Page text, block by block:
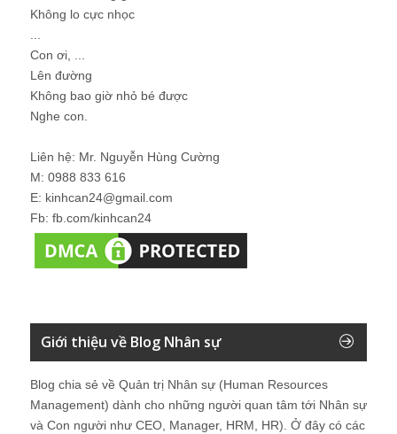
Không lo cực nhọc
Con ơi, ...
Lên đường
Không bao giờ nhỏ bé được
Nghe con.
Liên hệ: Mr. Nguyễn Hùng Cường
M: 0988 833 616
E: kinhcan24@gmail.com
Fb: fb.com/kinhcan24
Giới thiệu về Blog Nhân sự
Blog chia sẻ về Quản trị Nhân sự (Human Resources
Management) dành cho những người quan tâm tới Nhân sự
và Con người như CEO, Manager, HRM, HR). Ở đây có các